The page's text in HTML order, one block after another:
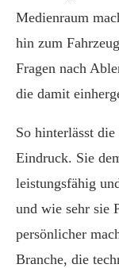
Medienraum
hin zum
Fragen nach
die damit
So hinterlässt
Eindruck. Sie
leistungsfähig
und wie sehr sie
persönlicher
Branche, die